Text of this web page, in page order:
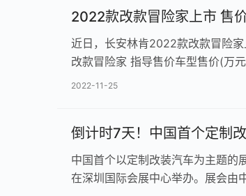
2022款改款冒险家上市 售
近日，长安林肯2022款改款冒险
改款冒险家 指导售价车型售价(万
2022-11-25
倒计时7天！中国首个定制
中国首个以定制改装汽车为主题
在深圳国际会展中心举办。展会由